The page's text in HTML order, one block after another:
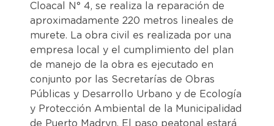
Cloacal N° 4, se realiza la reparación de
aproximadamente 220 metros lineales de
murete. La obra civil es realizada por una
empresa local y el cumplimiento del plan
de manejo de la obra es ejecutado en
conjunto por las Secretarías de Obras
Públicas y Desarrollo Urbano y de Ecología
y Protección Ambiental de la Municipalidad
de Puerto Madryn. El paso peatonal estará